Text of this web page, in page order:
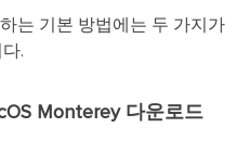
는 기본 방법에는 두 가지가
.
Monterey 다운로드